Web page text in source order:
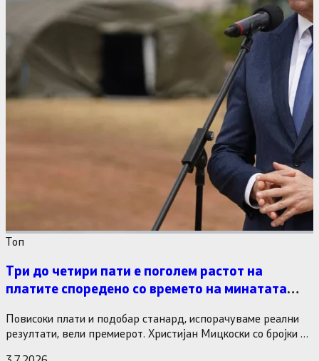
Tоп
Три до четири пати е поголем растот на
платите споредено со времето на минатата
Повисоки плати и подобар станард, испорачуваме реални
резултати, вели премиерот. Христијан Мицкоски со бројки и